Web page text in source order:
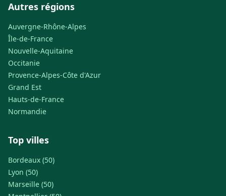
Autres régions
Auvergne-Rhône-Alpes
Île-de-France
Nouvelle-Aquitaine
Occitanie
Provence-Alpes-Côte d'Azur
Grand Est
Hauts-de-France
Normandie
Top villes
Bordeaux (50)
Lyon (50)
Marseille (50)